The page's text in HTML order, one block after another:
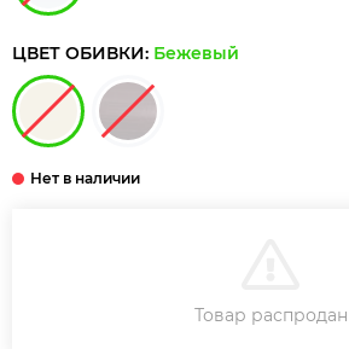
ЦВЕТ ОБИВКИ: Бежевый
Товар распродан